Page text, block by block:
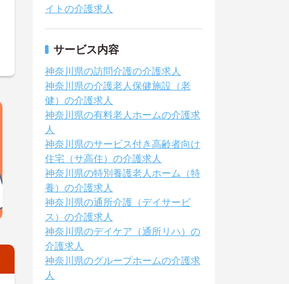
イトの介護求人
サービス内容
神奈川県の訪問介護の介護求人
神奈川県の介護老人保健施設（老
健）の介護求人
神奈川県の有料老人ホームの介護求
人
神奈川県のサービス付き高齢者向け
住宅（サ高住）の介護求人
神奈川県の特別養護老人ホーム（特
養）の介護求人
神奈川県の通所介護（デイサービ
ス）の介護求人
神奈川県のデイケア（通所リハ）の
介護求人
神奈川県のグループホームの介護求
人